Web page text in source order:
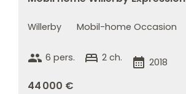
Willerby Mobil-home Occasion
group 6 pers. bed 2 ch. calendar_month 2018
44 000 €